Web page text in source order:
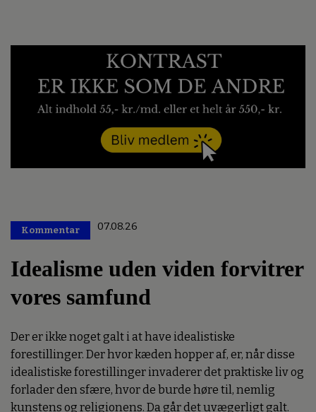
Kommentar 07.08.26
Idealisme uden viden forvitrer
vores samfund
Der er ikke noget galt i at have idealistiske
forestillinger. Der hvor kæden hopper af, er, når disse
idealistiske forestillinger invaderer det praktiske liv og
forlader den sfære, hvor de burde høre til, nemlig
kunstens og religionens. Da går det uvægerligt galt.